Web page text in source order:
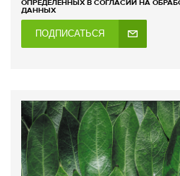
ОПРЕДЕЛЕННЫХ В СОГЛАСИИ НА
ДАННЫХ
ПОДПИСАТЬСЯ